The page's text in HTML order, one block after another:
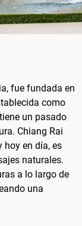
fue fundada en
como
un pasado
Chiang Rai
hoy en día, es
naturales.
a lo largo de
una